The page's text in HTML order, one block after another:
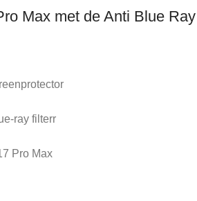
Max met de Anti Blue
ray filterr
Pro Max